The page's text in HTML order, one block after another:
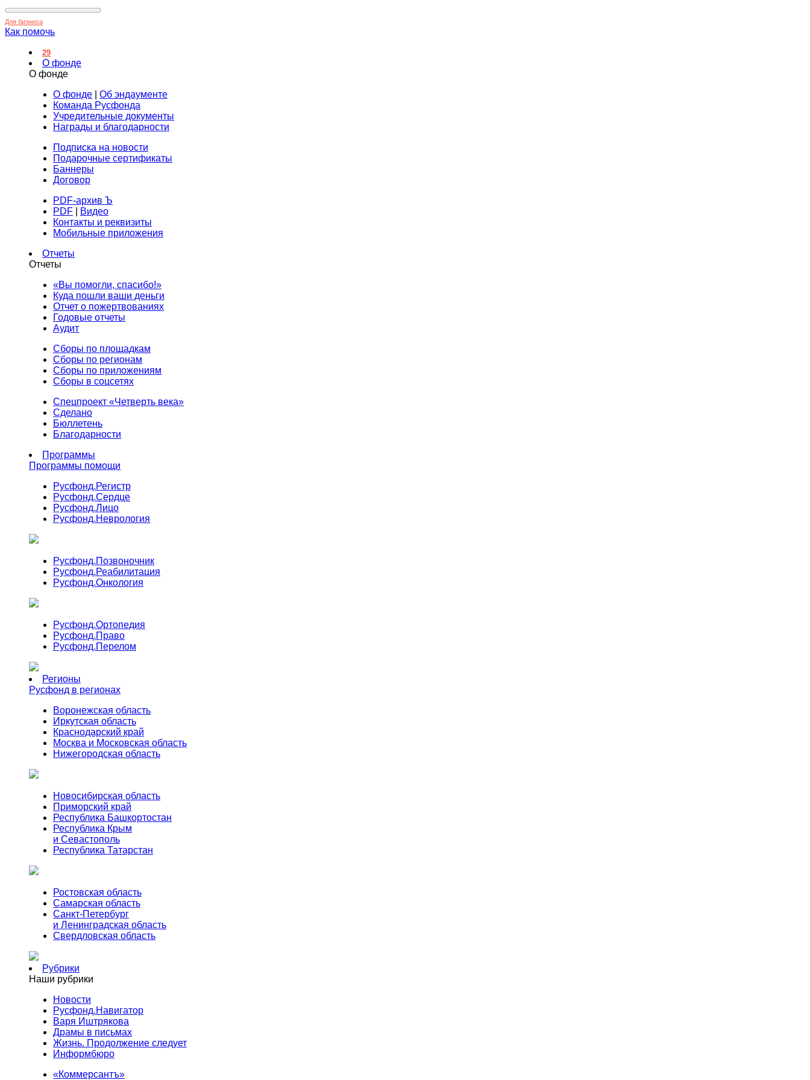
Для бизнеса
Как помочь
29
О фонде
О фонде
О фонде
Об эндаументе
Команда Русфонда
Учредительные документы
Награды и благодарности
Подписка на новости
Подарочные сертификаты
Баннеры
Договор
PDF-архив Ъ
PDF
Видео
Контакты и реквизиты
Мобильные приложения
Отчеты
Отчеты
«Вы помогли, спасибо!»
Куда пошли ваши деньги
Отчет о пожертвованиях
Годовые отчеты
Аудит
Сборы по площадкам
Сборы по регионам
Сборы по приложениям
Сборы в соцсетях
Спецпроект «Четверть века»
Сделано
Бюллетень
Благодарности
Программы
Программы помощи
Русфонд.Регистр
Русфонд.Сердце
Русфонд.Лицо
Русфонд.Неврология
Русфонд.Позвоночник
Русфонд.Реабилитация
Русфонд.Онкология
Русфонд.Ортопедия
Русфонд.Право
Русфонд.Перелом
Регионы
Русфонд в регионах
Воронежская область
Иркутская область
Краснодарский край
Москва и Московская область
Нижегородская область
Новосибирская область
Приморский край
Республика Башкортостан
Республика Крым
и Севастополь
Республика Татарстан
Ростовская область
Самарская область
Санкт-Петербург
и Ленинградская область
Свердловская область
Рубрики
Наши рубрики
Новости
Русфонд.Навигатор
Варя Иштрякова
Драмы в письмах
Жизнь. Продолжение следует
Информбюро
«Коммерсантъ»